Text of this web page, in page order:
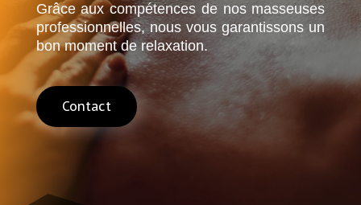
Grâce aux compétences de nos masseuses
professionnelles, nous vous garantissons un
bon moment de relaxation.
Contact